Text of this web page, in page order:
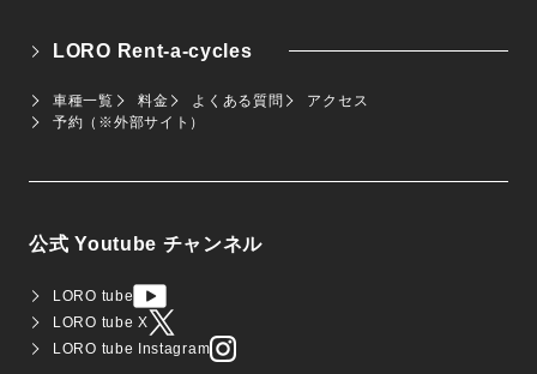
LORO Rent-a-cycles
車種一覧 料金 よくある質問
アクセス
予約（※外部サイト）
公式 Youtube チャンネル
LORO tube
LORO tube X
LORO tube Instagram